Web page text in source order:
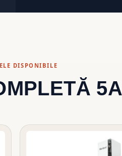
DISPONIBILE
5A